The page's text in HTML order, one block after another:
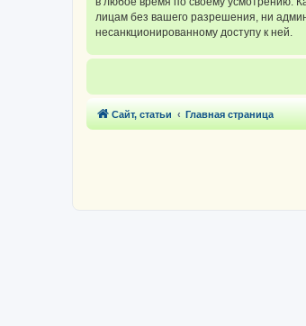
лицам без вашего разрешения, ни
несанкционированному доступу к ней.
Сайт, статьи Главная страница